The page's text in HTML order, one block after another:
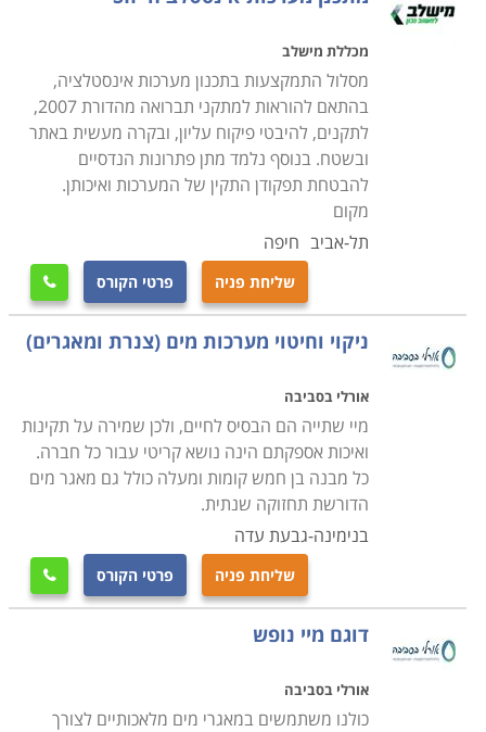
לימודי שרברבות בתל אביב, בירושלים, קורס
מכללת מישלב
מסלול התמקצעות בתכנון מערכות אינסטלציה,
בהתאם להוראות למתקני תברואה מהדורת 2007,
לתקנים, להיבטי פיקוח עליון, ובקרה מעשית באתר
ובשטח. בנוסף נלמד מתן פתרונות הנדסיים
להבטחת תפקודן התקין של המערכות ואיכותן.
מקום
תל-אביב חיפה
שליחת פניה פרטי הקורס 
ניקוי וחיטוי מערכות מים (צנרת ומאגרים)
אורלי בסביבה
מיי שתייה הם הבסיס לחיים, ולכן שמירה על תקינות
ואיכות אספקתם הינה נושא קריטי עבור כל חברה.
כל מבנה בן חמש קומות ומעלה כולל גם מאגר מים
הדורשת תחזוקה שנתית.
בנימינה-גבעת עדה
שליחת פניה פרטי הקורס 
דוגם מיי נופש
אורלי בסביבה
כולנו משתמשים במאגרי מים מלאכותיים לצורך